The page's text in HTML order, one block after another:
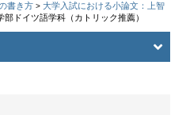
書き方 > 大学入試における小論文：上智
ドイツ語学科（カトリック推薦）